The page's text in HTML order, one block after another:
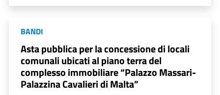
BANDI
Asta pubblica per la concessione di locali
comunali ubicati al piano terra del
complesso immobiliare “Palazzo Massari-
Palazzina Cavalieri di Malta”